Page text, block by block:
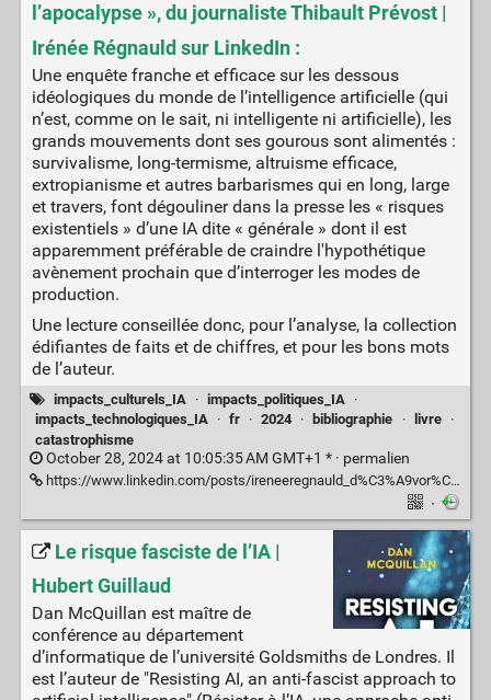
l’apocalypse », du journaliste Thibault Prévost |
Irénée Régnauld sur LinkedIn :
Une enquête franche et efficace sur les dessous
idéologiques du monde de l’intelligence artificielle (qui
n’est, comme on le sait, ni intelligente ni artificielle), les
grands mouvements dont ses gourous sont alimentés :
survivalisme, long-termisme, altruisme efficace,
extropianisme et autres barbarismes qui en long, large
et travers, font dégouliner dans la presse les « risques
existentiels » d’une IA dite « générale » dont il est
apparemment préférable de craindre l'hypothétique
avènement prochain que d’interroger les modes de
production.
Une lecture conseillée donc, pour l’analyse, la collection
édifiantes de faits et de chiffres, et pour les bons mots
de l’auteur.
impacts_culturels_IA · impacts_politiques_IA
·
impacts_technologiques_IA
· fr · 2024 · bibliographie · livre
·
catastrophisme
October 28, 2024 at 10:05:35 AM GMT+1 * · permalien
https://www.linkedin.com/posts/ireneeregnauld_d%C3%A9vor%C3%A9-cette-semaine-les-proph%C3%A8tes-de-l-activity-7255455554972565505-d1ts
·
Le risque fasciste de l’IA |
Hubert Guillaud
Dan McQuillan est maître de
conférence au département
d’informatique de l’université Goldsmiths de Londres. Il
est l’auteur de "Resisting AI, an anti-fascist approach to